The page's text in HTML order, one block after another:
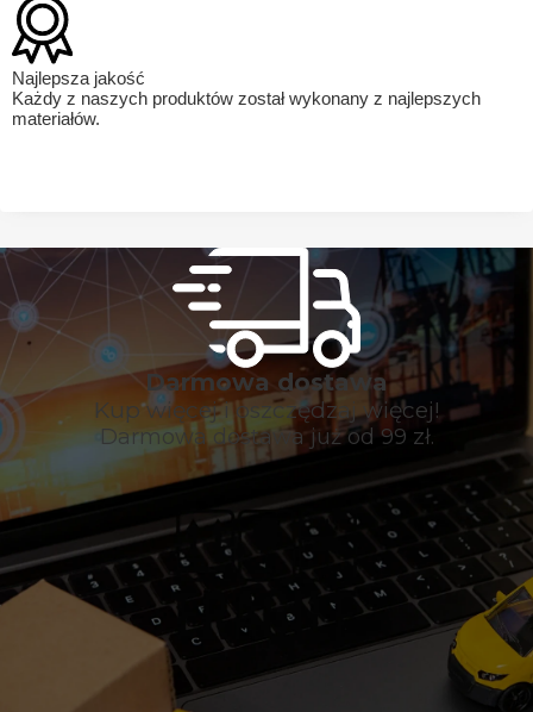
Najlepsza jakość
Każdy z naszych produktów został wykonany z najlepszych
materiałów.
Darmowa dostawa
Kup więcej i oszczędzaj więcej!
Darmowa dostawa już od 99 zł.